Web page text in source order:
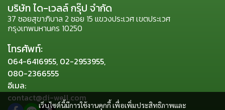
เว็บไซต์นี้มีการใช้งานคุกกี้ เพื่อเพิ่มประสิทธิภาพและ
บริษัท ได-เวลล์ กรุ๊ป จำกัด
37 ซอยสุขาภิบาล 2 ซอย 15 แขวงประเวศ เขตประเวศ
กรุงเทพมหานคร 10250
โทรศัพท์:
064-6416955, 02-2953955,
080-2366555
อีเมล:
contact@di-well.com